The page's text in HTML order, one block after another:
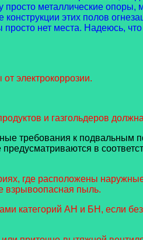
металлические опоры,
этих полов
нет места. Надеюсь,
электрокоррозии.
и газгольдеров
требования к подвальным
в
где расположены
взрывоопасная пыль.
категорий АН и БН, если